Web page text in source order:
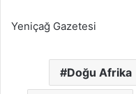
Yeniçağ Gazetesi
Doğu Afrika